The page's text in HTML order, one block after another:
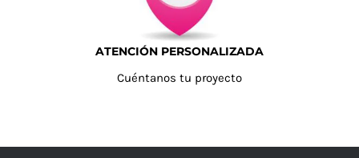
ATENCIÓN PERSONALIZADA
Cuéntanos tu proyecto